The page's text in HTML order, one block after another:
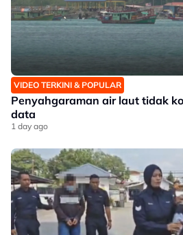
VIDEO TERKINI & POPULAR
Penyahgaraman air laut tidak
data
1 day ago